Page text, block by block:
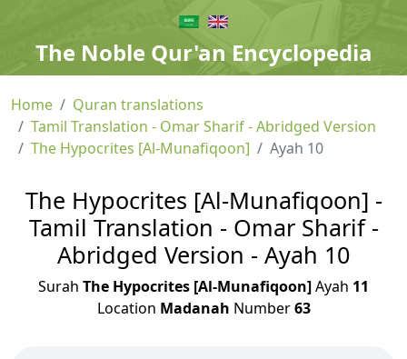
The Noble Qur'an Encyclopedia
Home
Quran translations
Tamil Translation - Omar Sharif - Abridged Version
The Hypocrites [Al-Munafiqoon]
Ayah 10
The Hypocrites [Al-Munafiqoon] -
Tamil Translation - Omar Sharif -
Abridged Version - Ayah 10
Surah The Hypocrites [Al-Munafiqoon]Ayah 11
Location Madanah Number63